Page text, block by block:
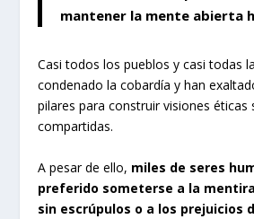
mantener la mente abierta
Casi todos los pueblos y casi todas
condenado la cobardía y han
pilares para construir visiones éticas
compartidas.
A pesar de ello, miles de seres
preferido someterse a la
sin escrúpulos o a los prejuicios